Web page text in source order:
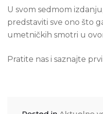
U svom sedmom
predstaviti sve ono što
umetničkih smotri u
Pratite nas i saznajte